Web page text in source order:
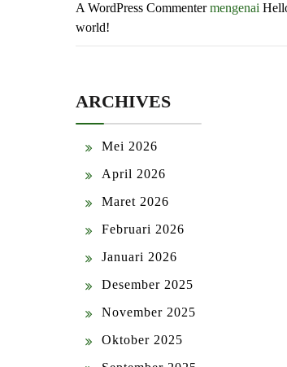
A WordPress Commentermengenai
world!
ARCHIVES
Mei 2026
April 2026
Maret 2026
Februari 2026
Januari 2026
Desember 2025
November 2025
Oktober 2025